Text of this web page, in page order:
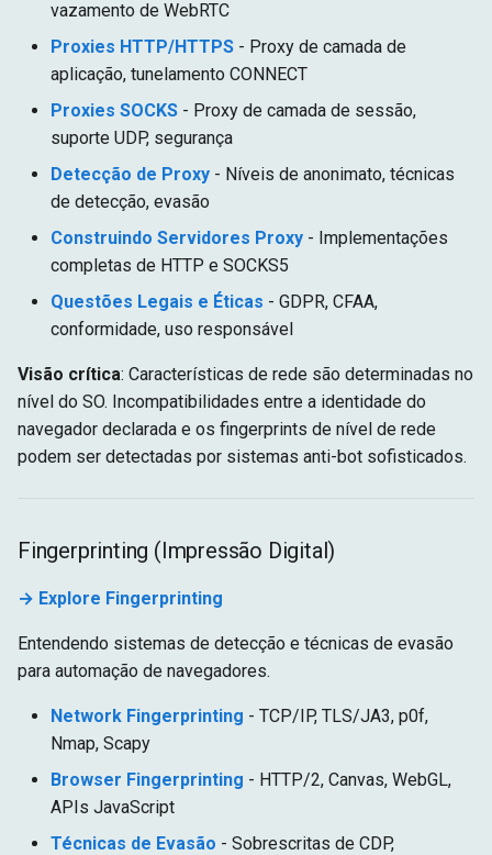
vazamento de WebRTC
Proxies HTTP/HTTPS - Proxy de camada de
aplicação, tunelamento CONNECT
Proxies SOCKS - Proxy de camada de sessão,
suporte UDP, segurança
Detecção de Proxy - Níveis de anonimato, técnicas
de detecção, evasão
Construindo Servidores Proxy - Implementações
completas de HTTP e SOCKS5
Questões Legais e Éticas - GDPR, CFAA,
conformidade, uso responsável
Visão crítica: Características de rede são determinadas no
nível do SO. Incompatibilidades entre a identidade do
navegador declarada e os fingerprints de nível de rede
podem ser detectadas por sistemas anti-bot sofisticados.
Fingerprinting (Impressão Digital)
→ Explore Fingerprinting
Entendendo sistemas de detecção e técnicas de evasão
para automação de navegadores.
Network Fingerprinting - TCP/IP, TLS/JA3, p0f,
Nmap, Scapy
Browser Fingerprinting - HTTP/2, Canvas, WebGL,
APIs JavaScript
Técnicas de Evasão - Sobrescritas de CDP,